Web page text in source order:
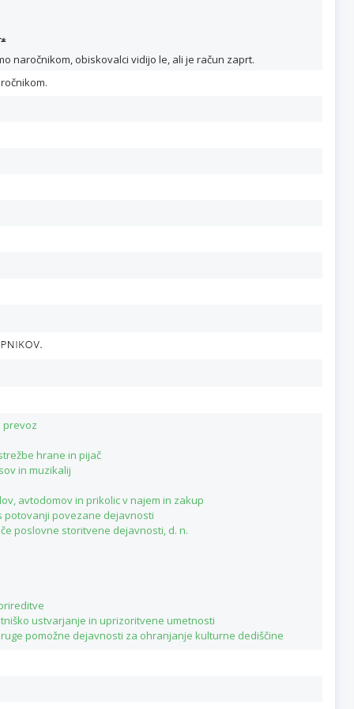
*
naročnikom, obiskovalci vidijo le, ali je račun zaprt.
prevoz
hrane in pijač
in muzikalij
avtodomov in prikolic v najem in zakup
potovanji povezane dejavnosti
poslovne storitvene dejavnosti, d. n.
ustvarjanje in uprizoritvene umetnosti
pomožne dejavnosti za ohranjanje kulturne dediščine